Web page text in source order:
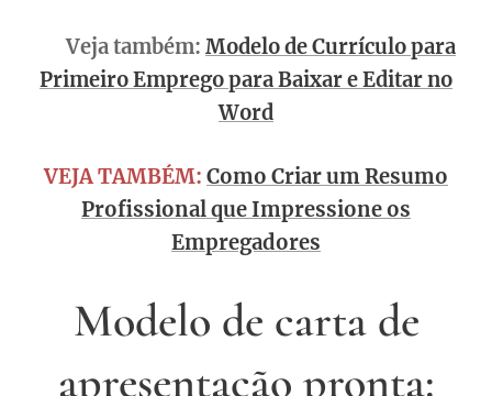
🔴Veja também: Modelo de Currículo para
Primeiro Emprego para Baixar e Editar no
Word
VEJA TAMBÉM: Como Criar um Resumo
Profissional que Impressione os
Empregadores
Modelo de carta de
apresentação pronta: